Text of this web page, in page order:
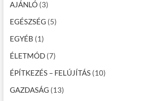
i
g
á
c
i
ó
AJÁNLÓ(3)
EGÉSZSÉG (5)
EGYÉB (1)
ÉLETMÓD(7)
ÉPÍTKEZÉS – FELÚJÍTÁS(10)
GAZDASÁG (13)